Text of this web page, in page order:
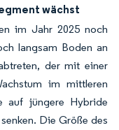
wächst
im Jahr 2025 noch
langsam Boden an
der mit einer
im mittleren
auf jüngere Hybride
Die Größe des